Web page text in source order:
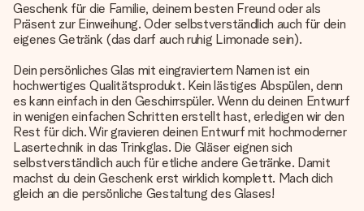
Geschenk für die Familie, deinem besten Freund oder als
Präsent zur Einweihung. Oder selbstverständlich auch für dein
eigenes Getränk (das darf auch ruhig Limonade sein).
Dein persönliches Glas mit eingraviertem Namen ist ein
hochwertiges Qualitätsprodukt. Kein lästiges Abspülen, denn
es kann einfach in den Geschirrspüler. Wenn du deinen Entwurf
in wenigen einfachen Schritten erstellt hast, erledigen wir den
Rest für dich. Wir gravieren deinen Entwurf mit hochmoderner
Lasertechnik in das Trinkglas. Die Gläser eignen sich
selbstverständlich auch für etliche andere Getränke. Damit
machst du dein Geschenk erst wirklich komplett. Mach dich
gleich an die persönliche Gestaltung des Glases!